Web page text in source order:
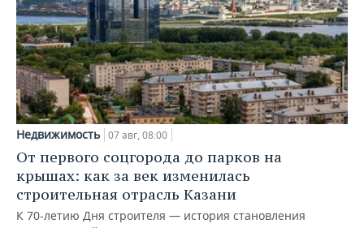
Недвижимость 07 авг, 08:00
От первого соцгорода до парков на
крышах: как за век изменилась
строительная отрасль Казани
К 70-летию Дня строителя — история становления